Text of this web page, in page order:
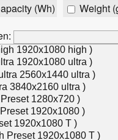
(Wh)
Weight